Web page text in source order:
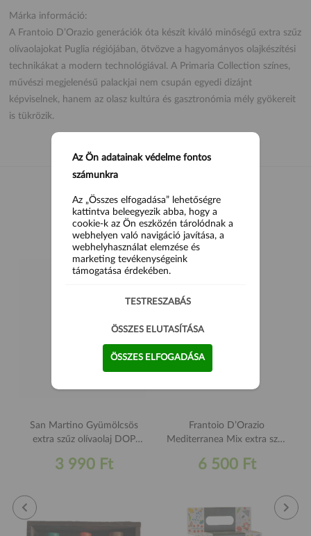
Márka információ:
A Frantoio D’Orazio generációk óta készít kiváló minőségű extra szűz
olívaolajokat Puglia régiójában, ötvözve a hagyományos olajkészítési
technikákat a modern technológiával. A Primaria Collection színes,
művészi megjelenésű palackjai nem csupán egyedi dizájnt
képviselnek, hanem az olasz kultúra és gasztronómia mély gyökereit
is tükrözik.
HASONLÓ TERMÉKEK
San Martino Gyümölcsös
extra szűz olívaolaj DOP
3 990 Ft
Frantoio D’Orazio
Mediterranea Mix extra szűz
6 500 Ft
Az Ön adatainak védelme fontos
számunkra
Az „Összes elfogadása” lehetőségre
kattintva beleegyezik abba, hogy a
cookie-k az Ön eszközén tárolódnak a
webhelyen való navigáció javítása, a
webhelyhasználat elemzése és
marketing tevékenységeink
támogatása érdekében.
TESTRESZABÁS
ÖSSZES ELUTASÍTÁSA
ÖSSZES ELFOGADÁSA